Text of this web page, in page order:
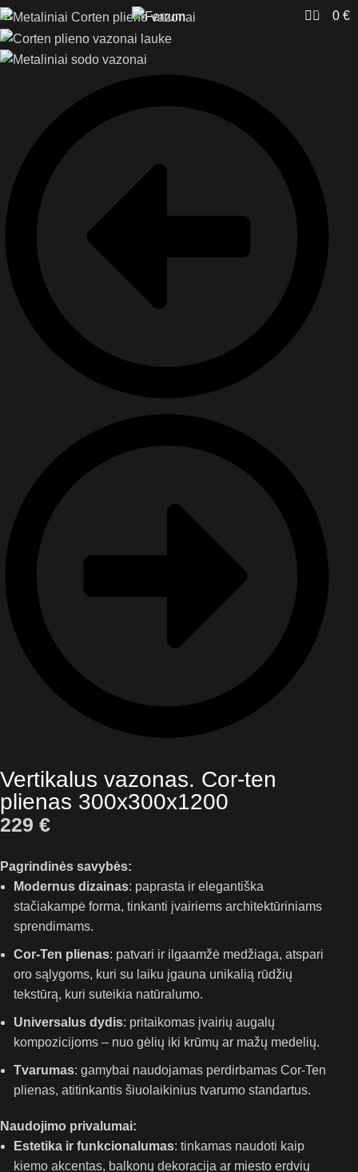
0 0 €
Vertikalus vazonas. Cor-ten
plienas 300x300x1200
229€
Pagrindinės savybės:
Modernus dizainas: paprasta ir elegantiška
stačiakampė forma, tinkanti įvairiems architektūriniams
sprendimams.
Cor-Ten plienas: patvari ir ilgaamžė medžiaga, atspari
oro sąlygoms, kuri su laiku įgauna unikalią rūdžių
tekstūrą, kuri suteikia natūralumo.
Universalus dydis: pritaikomas įvairių augalų
kompozicijoms – nuo gėlių iki krūmų ar mažų medelių.
Tvarumas: gamybai naudojamas perdirbamas Cor-Ten
plienas, atitinkantis šiuolaikinius tvarumo standartus.
Naudojimo privalumai:
Estetika ir funkcionalumas: tinkamas naudoti kaip
kiemo akcentas, balkonų dekoracija ar miesto erdvių